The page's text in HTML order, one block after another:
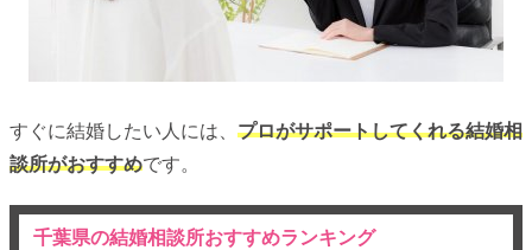
すぐに結婚したい人には、 プロがサポートしてくれる結婚相
談所がおすすめです。
千葉県の結婚相談所おすすめランキング